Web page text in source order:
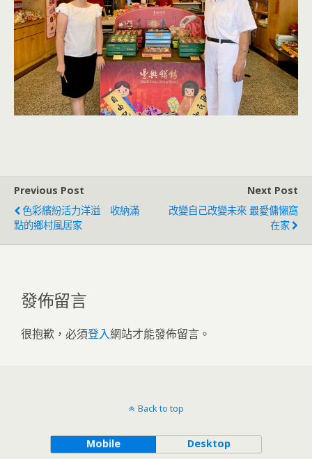
Previous Post
色彩繽紛活力洋溢 收納滿
點的鄉村風居家
Next Post
改變自己改變未來 最愛傭懶窩
在家
發佈留言
很抱歉，必須登入網站才能發佈留言。
Back to top
Mobile Desktop